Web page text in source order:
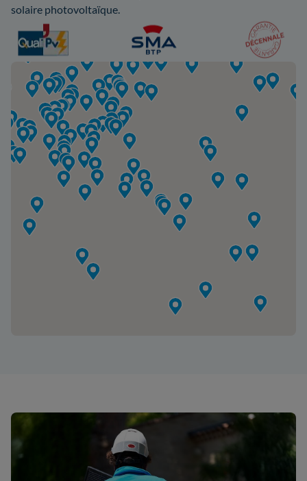
solaire photovoltaïque.